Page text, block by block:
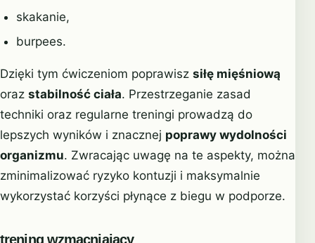
skakanie,
burpees.
Dzięki tym ćwiczeniom poprawisz siłę mięśniową
oraz stabilność ciała. Przestrzeganie zasad
techniki oraz regularne treningi prowadzą do
lepszych wyników i znacznej poprawy wydolności
organizmu. Zwracając uwagę na te aspekty, można
zminimalizować ryzyko kontuzji i maksymalnie
wykorzystać korzyści płynące z biegu w podporze.
trening wzmacniający